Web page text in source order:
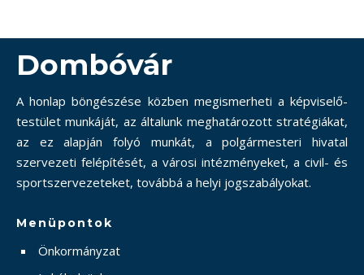
Dombóvár
A honlap böngészése közben megismerheti a képviselő-
testület munkáját, az általunk meghatározott stratégiákat,
az ez alapján folyó munkát, a polgármesteri hivatal
szervezeti felépítését, a városi intézményeket, a civil- és
sportszervezeteket, továbbá a helyi jogszabályokat.
Menüpontok
Önkormányzat